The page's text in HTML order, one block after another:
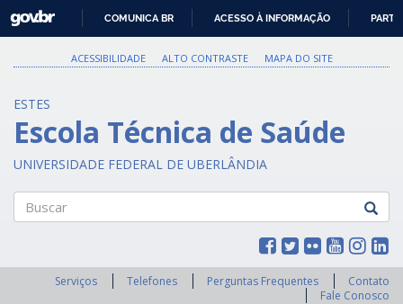
PARA
O
GOVBR
COMUNICA BR ACESSO À INFORMAÇÃO
ACESSIBILIDADE ALTO CONTRASTE MAPA DO SITE
ESTES
Escola Técnica de Saúde
UNIVERSIDADE FEDERAL DE UBERLÂNDIA
Serviços Telefones Perguntas Frequentes
Contato
Fale Conosco